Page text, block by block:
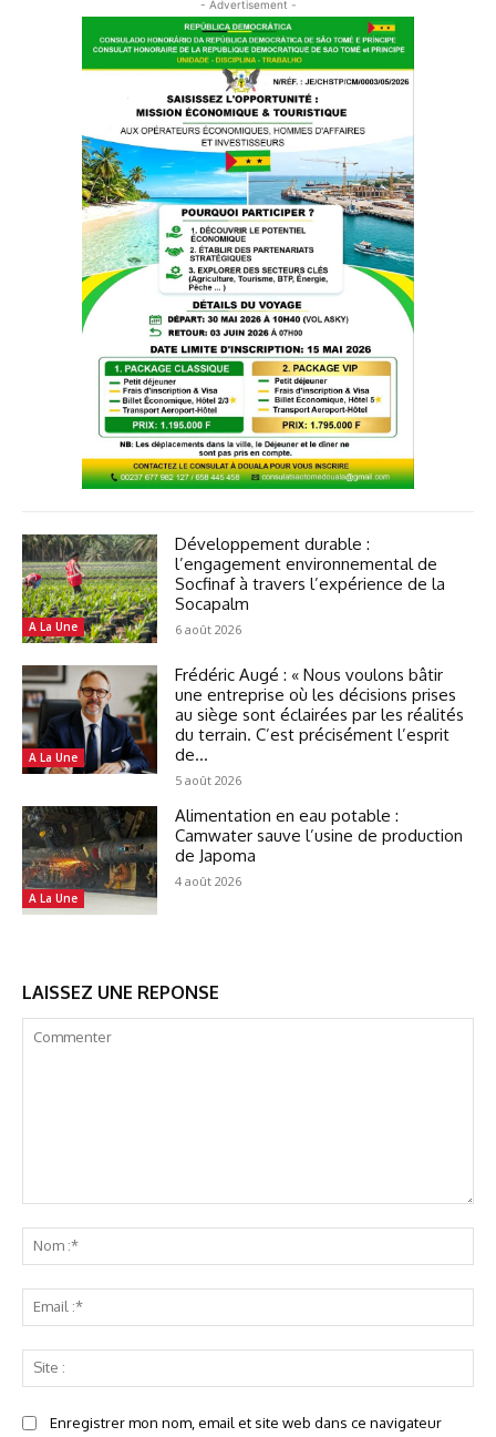
- Advertisement -
A La Une
Développement durable :
l’engagement environnemental de
Socfinaf à travers l’expérience de la
Socapalm
6 août 2026
A La Une
Frédéric Augé : « Nous voulons bâtir
une entreprise où les décisions prises
au siège sont éclairées par les réalités
du terrain. C’est précisément l’esprit
de...
5 août 2026
A La Une
Alimentation en eau potable :
Camwater sauve l’usine de production
de Japoma
4 août 2026
LAISSEZ UNE REPONSE
:*
:*
:
Enregistrer mon nom, email et site web dans ce navigateur